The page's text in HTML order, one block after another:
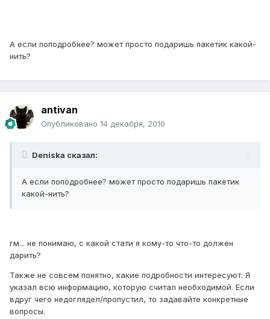
А если поподробнее? может просто подаришь пакетик какой-
нить?
antivan
Опубликовано 14 декабря, 2010
Deniska сказал:
А если поподробнее? может просто подаришь пакетик
какой-нить?
гм... не понимаю, с какой стати я кому-то что-то должен
дарить?
Также не совсем понятно, какие подробности интересуют. Я
указал всю информацию, которую считал необходимой. Если
вдруг чего недоглядел/пропустил, то задавайте конкретные
вопросы.